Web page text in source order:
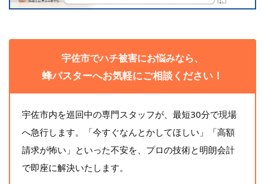
宇佐市でハチ被害にお悩みなら、
蜂バスターへお気軽にご相談ください！
宇佐市内を巡回中の専門スタッフが、最短30分で現場
へ急行します。「今すぐなんとかしてほしい」「高額
請求が怖い」といった不安を、プロの技術と明朗会計
で即座に解決いたします。